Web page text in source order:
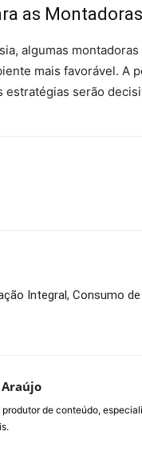
as
algumas
mais favorável. A
estratégias serão
Integral, Consumo
de conteúdo,